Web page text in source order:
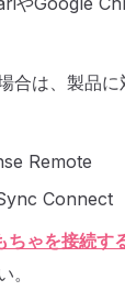
合は、製品
Remote
Connect
ちゃを接続す
。